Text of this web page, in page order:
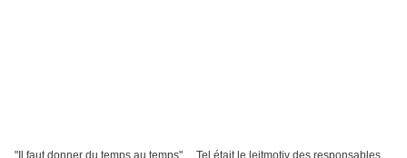
"Il faut donner du temps au temps".... Tel était le leitmotiv des responsables